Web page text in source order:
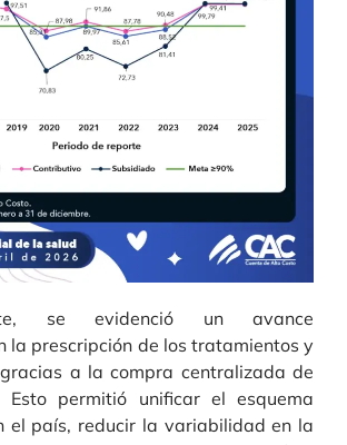
se evidenció un avance
la prescripción de los tratamientos y
a la compra centralizada de
Esto permitió unificar el esquema
el país, reducir la variabilidad en la